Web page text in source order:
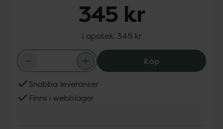
345 kr
I apotek: 345 kr
KöpPeter Thomas
Snabba leveranser
Finns i webblager